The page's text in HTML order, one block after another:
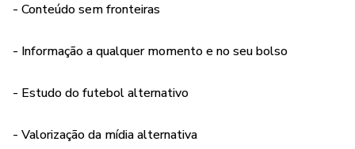
- Conteúdo sem fronteiras
- Informação a qualquer momento e no seu bolso
- Estudo do futebol alternativo
- Valorização da mídia alternativa